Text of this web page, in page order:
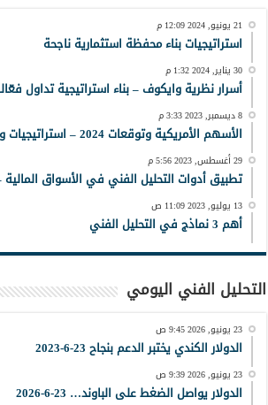
21 يونيو, 2024 12:09 م
استراتيجيات بناء محفظة استثمارية ناجحة
30 يناير, 2024 1:32 م
أسرار نظرية وايكوف – بناء استراتيجية تداول
8 ديسمبر, 2023 3:33 م
الأسهم الأمريكية وتوقعات 2024 – استراتيجيات وفرص أهم 5 أسهم
29 أغسطس, 2023 5:56 م
تطبيق أدوات التحليل الفني في الأسواق المالية
13 يوليو, 2023 11:09 ص
أهم 3 نماذج في التحليل الفني
التحليل الفني اليومي
23 يونيو, 2026 9:45 ص
الدولار الكندي يختبر الدعم بنجاح 23-6-2023
23 يونيو, 2026 9:39 ص
الدولار يواصل الضغط على الباوند… 23-6-2026